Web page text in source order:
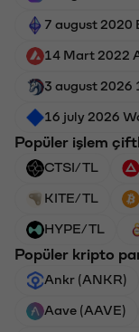
7 august 2020
14 Mart 2022
3 august 2026
16 july 2026
Popüler işlem
CTSI/TL
KITE/TL
HYPE/TL
Popüler kripto
Ankr (ANKR)
Aave (AAVE)